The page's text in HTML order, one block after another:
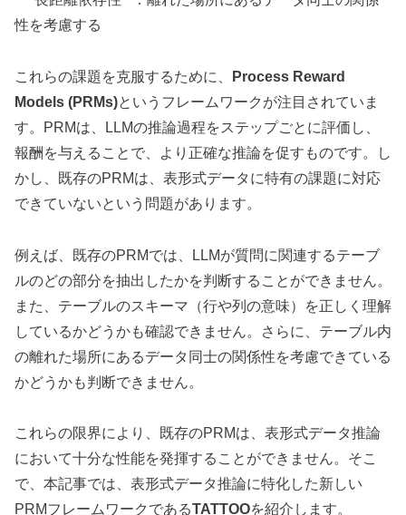
性を考慮する
これらの課題を克服するために、
Process Reward
Models (PRMs)というフレームワークが注目されていま
す。PRMは、LLMの推論過程をステップごとに評価し、
報酬を与えることで、より正確な推論を促すものです。し
かし、既存のPRMは、表形式データに特有の課題に対応
できていないという問題があります。
例えば、既存のPRMでは、LLMが質問に関連するテーブ
ルのどの部分を抽出したかを判断することができません。
また、テーブルのスキーマ（行や列の意味）を正しく理解
しているかどうかも確認できません。さらに、テーブル内
の離れた場所にあるデータ同士の関係性を考慮できている
かどうかも判断できません。
これらの限界により、既存のPRMは、表形式データ推論
において十分な性能を発揮することができません。そこ
で、本記事では、表形式データ推論に特化した新しい
PRMフレームワークであるTATTOOを紹介します。